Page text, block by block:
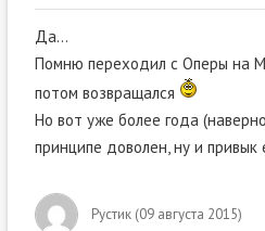
Да…
Помню переходил с Оперы на
потом возвращался
Но вот уже более года
принципе доволен, ну и привык
Рустик(09 августа 2015)